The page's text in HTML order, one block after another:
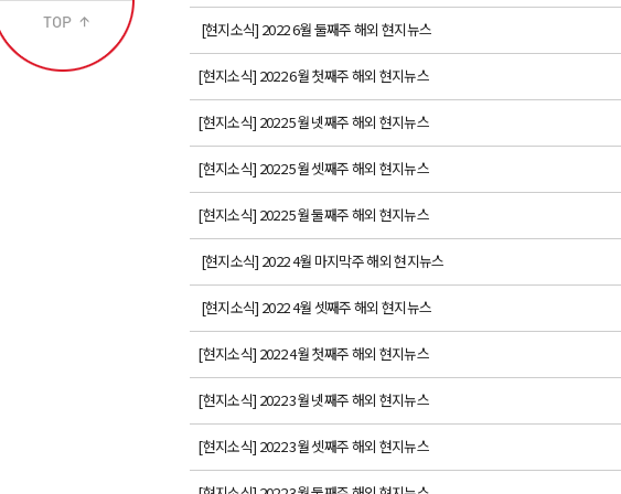
[현지소식] 2022 6월 둘째주 해외 현지뉴스
[현지소식] 2022 6월 첫째주 해외 현지뉴스
[현지소식] 2022 5월 넷째주 해외 현지뉴스
[현지소식] 2022 5월 셋째주 해외 현지뉴스
[현지소식] 2022 5월 둘째주 해외 현지뉴스
[현지소식] 2022 4월 마지막주 해외 현지뉴스
[현지소식] 2022 4월 셋째주 해외 현지뉴스
[현지소식] 2022 4월 첫째주 해외 현지뉴스
[현지소식] 2022 3월 넷째주 해외 현지뉴스
[현지소식] 2022 3월 셋째주 해외 현지뉴스